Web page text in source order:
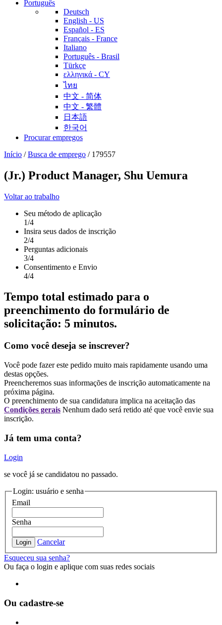
Português
Deutsch
English - US
Español - ES
Français - France
Italiano
Português - Brasil
Türkçe
ελληνικά - CY
ไทย
中文 - 简体
中文 - 繁體
日本語
한국어
Procurar empregos
Início /Busca de emprego / 179557
(Jr.) Product Manager, Shu Uemura
Voltar ao trabalho
Seu método de aplicação
1/4
Insira seus dados de inscrição
2/4
Perguntas adicionais
3/4
Consentimento e Envio
4/4
Tempo total estimado para o
preenchimento do formulário de
solicitação: 5 minutos.
Como você deseja se inscrever?
Você pode fazer este pedido muito mais rapidamente usando uma
destas opções.
Preencheremos suas informações de inscrição automaticamente na
próxima página.
O preenchimento de sua candidatura implica na aceitação das
Condições gerais Nenhum dado será retido até que você envie sua
inscrição.
Já tem uma conta?
Login
se você já se candidatou no passado.
Login: usuário e senha
Email
Senha
Login
Cancelar
Esqueceu sua senha?
Ou faça o login e aplique com suas redes sociais
Ou cadastre-se